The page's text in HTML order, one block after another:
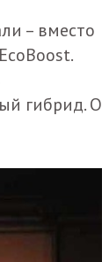
– вместо
гибрид. О